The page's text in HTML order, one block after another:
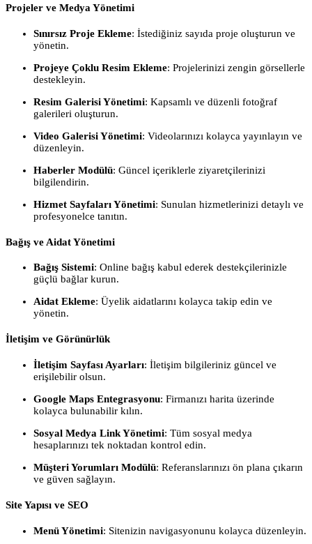
Projeler ve Medya Yönetimi
Sınırsız Proje Ekleme: İstediğiniz sayıda proje oluşturun ve
yönetin.
Projeye Çoklu Resim Ekleme: Projelerinizi zengin görsellerle
destekleyin.
Resim Galerisi Yönetimi: Kapsamlı ve düzenli fotoğraf
galerileri oluşturun.
Video Galerisi Yönetimi: Videolarınızı kolayca yayınlayın ve
düzenleyin.
Haberler Modülü: Güncel içeriklerle ziyaretçilerinizi
bilgilendirin.
Hizmet Sayfaları Yönetimi: Sunulan hizmetlerinizi detaylı ve
profesyonelce tanıtın.
Bağış ve Aidat Yönetimi
Bağış Sistemi: Online bağış kabul ederek destekçilerinizle
güçlü bağlar kurun.
Aidat Ekleme: Üyelik aidatlarını kolayca takip edin ve
yönetin.
İletişim ve Görünürlük
İletişim Sayfası Ayarları: İletişim bilgileriniz güncel ve
erişilebilir olsun.
Google Maps Entegrasyonu: Firmanızı harita üzerinde
kolayca bulunabilir kılın.
Sosyal Medya Link Yönetimi: Tüm sosyal medya
hesaplarınızı tek noktadan kontrol edin.
Müşteri Yorumları Modülü: Referanslarınızı ön plana çıkarın
ve güven sağlayın.
Site Yapısı ve SEO
Menü Yönetimi: Sitenizin navigasyonunu kolayca düzenleyin.